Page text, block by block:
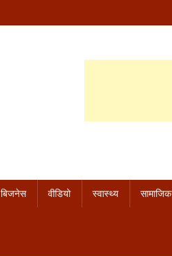
बिजनेस वीडियो स्वास्थ्य सामाजिक